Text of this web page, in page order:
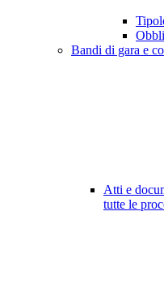
Bandi di gara e
Atti e
tutte le